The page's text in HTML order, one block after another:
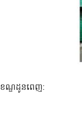
ខណ្ឌដូនពេញ: